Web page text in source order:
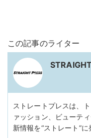
この記事のライター
ストレートプレスは、
ァッション、ビューテ
新情報を“ストレート”に